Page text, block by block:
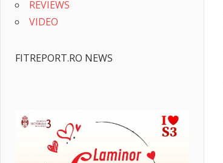
REVIEWS
VIDEO
FITREPORT.RO NEWS